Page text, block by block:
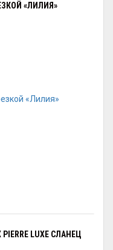
«ЛИЛИЯ»
LUXE СЛАНЕЦ